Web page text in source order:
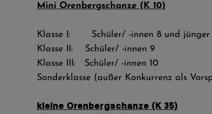
Mini Orenbergschanze (K 10)
Klasse I: Schüler/ -innen 8 und
Klasse II: Schüler/ -
Klasse III: Schüler/ -innen
Sonderklasse (außer Konkurrenz als
kleine Orenbergschanze (K 35)